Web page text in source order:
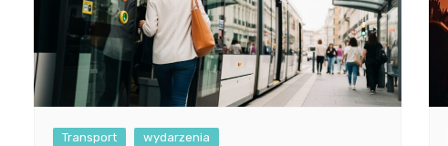
Transport wydarzenia